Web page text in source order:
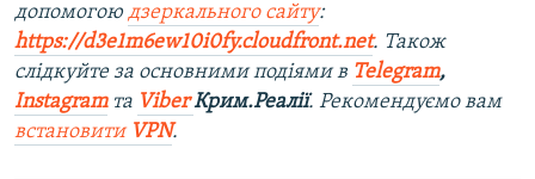
допомогою дзеркального сайту:
https://d3e1m6ew10i0fy.cloudfront.net. Також
слідкуйте за основними подіями в Telegram,
Instagramта ViberКрим.Реалії. Рекомендуємо вам
встановити VPN.